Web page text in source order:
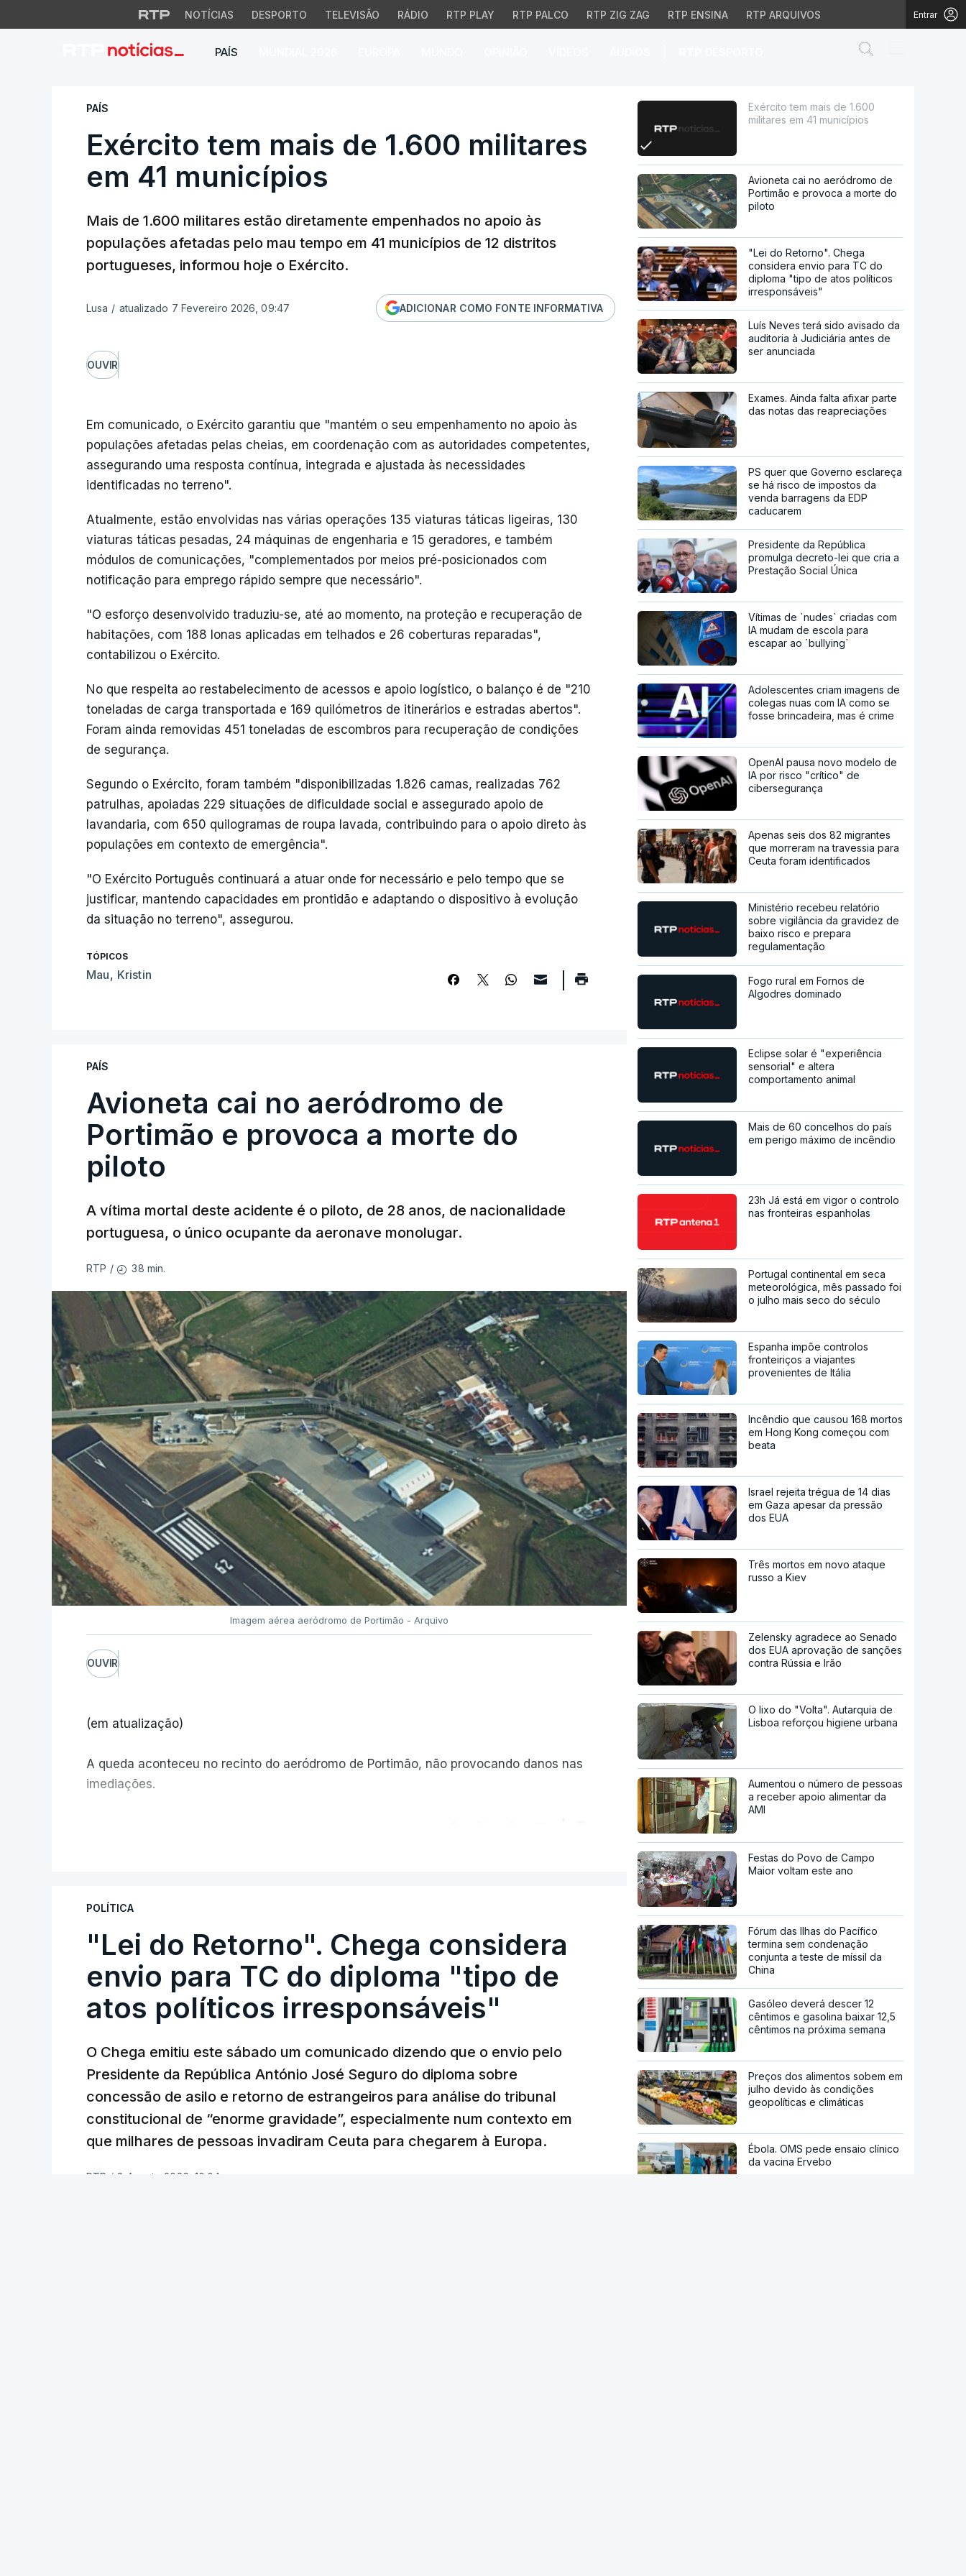
NOTÍCIAS DESPORTO TELEVISÃO RÁDIO RTP PLAY RTP PALCO RTP ZIG ZAG RTP ENSINA RTP ARQUIVOS Entrar
PAÍS
Exército tem mais de 1.600 militares em 41 municípios
PAÍS
Exército tem mais de 1.600 militares
em 41 municípios
Mais de 1.600 militares estão diretamente empenhados no apoio às
populações afetadas pelo mau tempo em 41 municípios de 12 distritos
portugueses, informou hoje o Exército.
Lusa / atualizado 7 Fevereiro 2026, 09:47 ADICIONAR COMO FONTE INFORMATIVA
OUVIR
Em comunicado, o Exército garantiu que "mantém o seu empenhamento no apoio às
populações afetadas pelas cheias, em coordenação com as autoridades competentes,
assegurando uma resposta contínua, integrada e ajustada às necessidades
identificadas no terreno".
Atualmente, estão envolvidas nas várias operações 135 viaturas táticas ligeiras, 130
viaturas táticas pesadas, 24 máquinas de engenharia e 15 geradores, e também
módulos de comunicações, "complementados por meios pré-posicionados com
notificação para emprego rápido sempre que necessário".
"O esforço desenvolvido traduziu-se, até ao momento, na proteção e recuperação de
habitações, com 188 lonas aplicadas em telhados e 26 coberturas reparadas",
contabilizou o Exército.
No que respeita ao restabelecimento de acessos e apoio logístico, o balanço é de "210
toneladas de carga transportada e 169 quilómetros de itinerários e estradas abertos".
Foram ainda removidas 451 toneladas de escombros para recuperação de condições
de segurança.
Segundo o Exército, foram também "disponibilizadas 1.826 camas, realizadas 762
patrulhas, apoiadas 229 situações de dificuldade social e assegurado apoio de
lavandaria, com 650 quilogramas de roupa lavada, contribuindo para o apoio direto às
populações em contexto de emergência".
"O Exército Português continuará a atuar onde for necessário e pelo tempo que se
justificar, mantendo capacidades em prontidão e adaptando o dispositivo à evolução
da situação no terreno", assegurou.
TÓPICOS
Mau, Kristin
PAÍS
Avioneta cai no aeródromo de
Portimão e provoca a morte do
piloto
A vítima mortal deste acidente é o piloto, de 28 anos, de nacionalidade
portuguesa, o único ocupante da aeronave monolugar.
RTP / 38 min.
Imagem aérea aeródromo de Portimão - Arquivo
OUVIR
(em atualização)
A queda aconteceu no recinto do aeródromo de Portimão, não provocando danos nas
imediações.
POLÍTICA
"Lei do Retorno". Chega considera
envio para TC do diploma "tipo de
atos políticos irresponsáveis"
O Chega emitiu este sábado um comunicado dizendo que o envio pelo
Presidente da República António José Seguro do diploma sobre
concessão de asilo e retorno de estrangeiros para análise do tribunal
constitucional de “enorme gravidade”, especialmente num contexto em
que milhares de pessoas invadiram Ceuta para chegarem à Europa.
RTP / 8 Agosto 2026, 10:04
Exército tem mais de 1.600
militares em 41 municípios
Avioneta cai no aeródromo de
Portimão e provoca a morte do
piloto
"Lei do Retorno". Chega
considera envio para TC do
diploma "tipo de atos políticos
irresponsáveis"
Luís Neves terá sido avisado da
auditoria à Judiciária antes de
ser anunciada
Exames. Ainda falta afixar parte
das notas das reapreciações
PS quer que Governo esclareça
se há risco de impostos da
venda barragens da EDP
caducarem
Presidente da República
promulga decreto-lei que cria a
Prestação Social Única
Vítimas de `nudes` criadas com
IA mudam de escola para
escapar ao `bullying`
Adolescentes criam imagens de
colegas nuas com IA como se
fosse brincadeira, mas é crime
OpenAI pausa novo modelo de
IA por risco "crítico" de
cibersegurança
Apenas seis dos 82 migrantes
que morreram na travessia para
Ceuta foram identificados
Ministério recebeu relatório
sobre vigilância da gravidez de
baixo risco e prepara
regulamentação
Fogo rural em Fornos de
Algodres dominado
Eclipse solar é "experiência
sensorial" e altera
comportamento animal
Mais de 60 concelhos do país
em perigo máximo de incêndio
23h Já está em vigor o controlo
nas fronteiras espanholas
Portugal continental em seca
meteorológica, mês passado foi
o julho mais seco do século
Espanha impõe controlos
fronteiriços a viajantes
provenientes de Itália
Incêndio que causou 168 mortos
em Hong Kong começou com
beata
Israel rejeita trégua de 14 dias
em Gaza apesar da pressão
dos EUA
Três mortos em novo ataque
russo a Kiev
Zelensky agradece ao Senado
dos EUA aprovação de sanções
contra Rússia e Irão
O lixo do "Volta". Autarquia de
Lisboa reforçou higiene urbana
Aumentou o número de pessoas
a receber apoio alimentar da
AMI
Festas do Povo de Campo
Maior voltam este ano
Fórum das Ilhas do Pacífico
termina sem condenação
conjunta a teste de míssil da
China
Gasóleo deverá descer 12
cêntimos e gasolina baixar 12,5
cêntimos na próxima semana
Preços dos alimentos sobem em
julho devido às condições
geopolíticas e climáticas
Ébola. OMS pede ensaio clínico
da vacina Ervebo